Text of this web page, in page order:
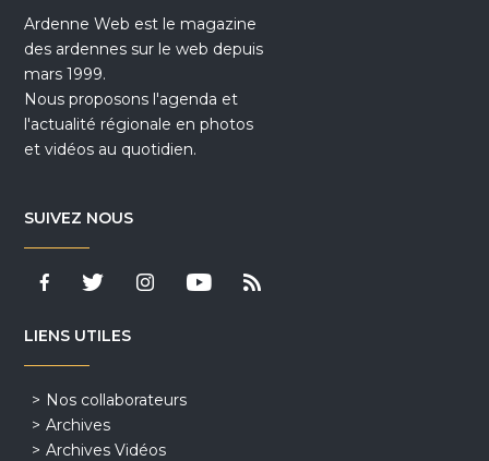
Ardenne Web est le magazine
des ardennes sur le web depuis
mars 1999.
Nous proposons l'agenda et
l'actualité régionale en photos
et vidéos au quotidien.
SUIVEZ NOUS
LIENS UTILES
Nos collaborateurs
Archives
Archives Vidéos